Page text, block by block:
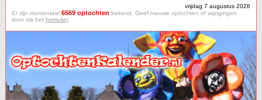
vrijdag 7 augustus 2026
Er zijn momenteel 6569 optochten bekend. Geef nieuwe optochten of wijzigingen
door via het formulier.